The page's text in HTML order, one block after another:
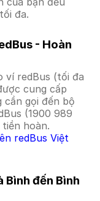
đa.
- Hoàn
ví redBus (tối đa
cung cấp
cần gọi đến bộ
(1900 989
hoàn.
redBus Việt
Bình đến Bình